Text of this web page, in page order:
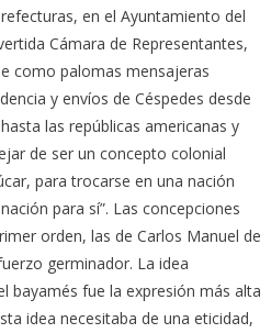
en el Ayuntamiento del
Cámara de Representantes,
como palomas mensajeras
y envíos de Céspedes desde
las repúblicas americanas y
de ser un concepto colonial
para trocarse en una nación
para sí”. Las concepciones
orden, las de Carlos Manuel de
germinador. La idea
bayamés fue la expresión más alta
idea necesitaba de una eticidad,